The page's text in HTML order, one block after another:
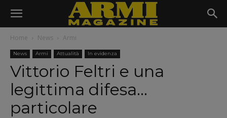
Home News Armi
News Armi Attualità In evidenza
Vittorio Feltri e una
legittima difesa…
particolare